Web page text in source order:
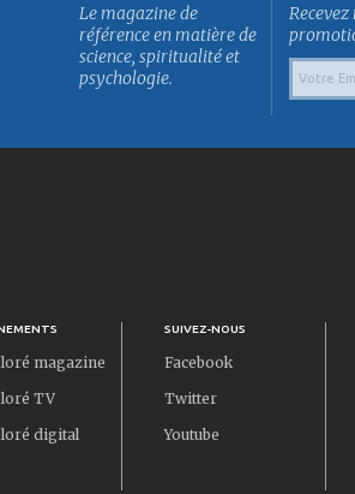
Le magazine de
référence en matière de
science, spiritualité et
psychologie.
magazine
TV
digital
SUIVEZ-NOUS
Facebook
Twitter
Youtube